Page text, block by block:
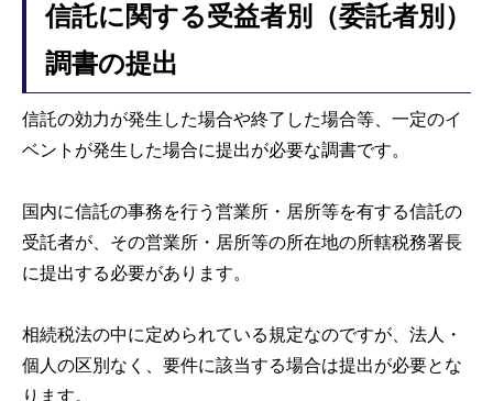
信託に関する受益者別（委託者別）
調書の提出
信託の効力が発生した場合や終了した場合等、一定のイ
ベントが発生した場合に提出が必要な調書です。
国内に信託の事務を行う営業所・居所等を有する信託の
受託者が、その営業所・居所等の所在地の所轄税務署長
に提出する必要があります。
相続税法の中に定められている規定なのですが、法人・
個人の区別なく、要件に該当する場合は提出が必要とな
ります。